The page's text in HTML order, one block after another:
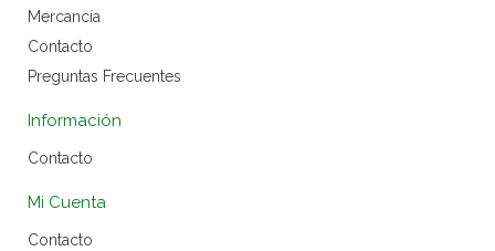
Mercancía
Contacto
Preguntas Frecuentes
Información
Contacto
Mi Cuenta
Contacto